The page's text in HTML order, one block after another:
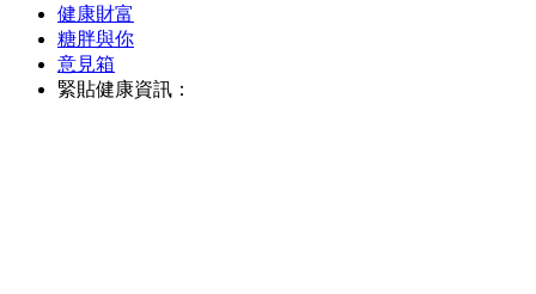
健康財富
糖胖與你
意見箱
緊貼健康資訊：